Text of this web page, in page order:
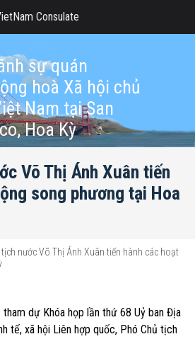
sự quán
hoà Xã hội chủ
Nam tại San
Hoa Kỳ
Võ Thị Ánh Xuân tiến
song phương tại Hoa
nước Võ Thị Ánh Xuân tiến hành các hoạt
dự Khóa họp lần thứ 68 Uỷ ban Địa
tế, xã hội Liên hợp quốc, Phó Chủ tịch
Consulate